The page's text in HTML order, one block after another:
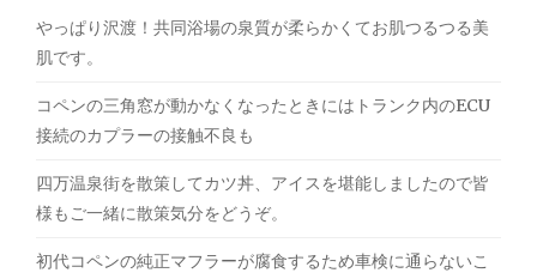
ョ
ン
やっぱり沢渡！共同浴場の泉質が柔らかくてお肌つるつる美
肌です。
コペンの三角窓が動かなくなったときにはトランク内のECU
接続のカプラーの接触不良も
四万温泉街を散策してカツ丼、アイスを堪能しましたので皆
様もご一緒に散策気分をどうぞ。
初代コペンの純正マフラーが腐食するため車検に通らないこ